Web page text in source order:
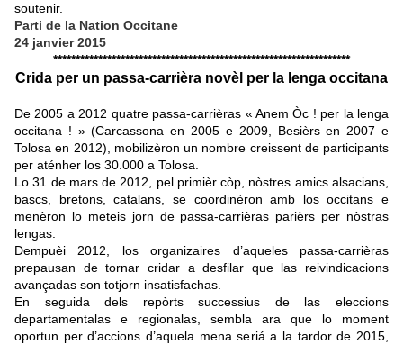
soutenir.
Parti de la Nation Occitane
24 janvier 2015
******************************************************************
Crida per un passa-carrièra novèl per la lenga occitana
De 2005 a 2012 quatre passa-carrièras « Anem Òc ! per la lenga
occitana ! » (Carcassona en 2005 e 2009, Besièrs en 2007 e
Tolosa en 2012), mobilizèron un nombre creissent de participants
per aténher los 30.000 a Tolosa.
Lo 31 de mars de 2012, pel primièr còp, nòstres amics alsacians,
bascs, bretons, catalans, se coordinèron amb los occitans e
menèron lo meteis jorn de passa-carrièras parièrs per nòstras
lengas.
Dempuèi 2012, los organizaires d’aqueles passa-carrièras
prepausan de tornar cridar a desfilar que las reivindicacions
avançadas son totjorn insatisfachas.
En seguida dels repòrts successius de las eleccions
departamentalas e regionalas, sembla ara que lo moment
oportun per d’accions d’aquela mena seriá a la tardor de 2015,